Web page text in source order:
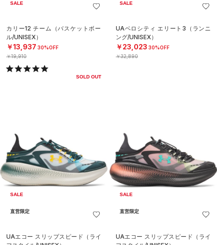
SALE
カリー12 チーム（バスケットボー
ル/UNISEX）
￥13,937 30%OFF
￥19,910
SOLD OUT
SALE
UAベロシティ エリート3（ランニ
ング/UNISEX）
￥23,023 30%OFF
￥32,890
SALE
直営限定
UAエコー スリップスピード（ライ
SALE
直営限定
UAエコー スリップスピード（ライ